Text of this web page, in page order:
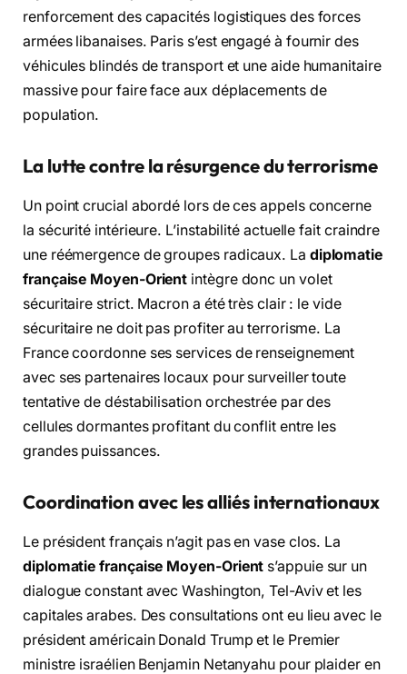
renforcement des capacités logistiques des forces
armées libanaises. Paris s’est engagé à fournir des
véhicules blindés de transport et une aide humanitaire
massive pour faire face aux déplacements de
population.
La lutte contre la résurgence du terrorisme
Un point crucial abordé lors de ces appels concerne
la sécurité intérieure. L’instabilité actuelle fait craindre
une réémergence de groupes radicaux. La diplomatie
française Moyen-Orient intègre donc un volet
sécuritaire strict. Macron a été très clair : le vide
sécuritaire ne doit pas profiter au terrorisme. La
France coordonne ses services de renseignement
avec ses partenaires locaux pour surveiller toute
tentative de déstabilisation orchestrée par des
cellules dormantes profitant du conflit entre les
grandes puissances.
Coordination avec les alliés internationaux
Le président français n’agit pas en vase clos. La
diplomatie française Moyen-Orient s’appuie sur un
dialogue constant avec Washington, Tel-Aviv et les
capitales arabes. Des consultations ont eu lieu avec le
président américain Donald Trump et le Premier
ministre israélien Benjamin Netanyahu pour plaider en